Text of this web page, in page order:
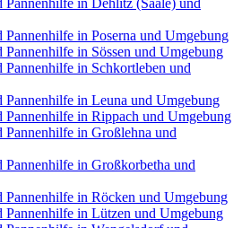
Pannenhilfe in Dehlitz (Saale) und
Pannenhilfe in Poserna und Umgebung
Pannenhilfe in Sössen und Umgebung
Pannenhilfe in Schkortleben und
Pannenhilfe in Leuna und Umgebung
Pannenhilfe in Rippach und Umgebung
Pannenhilfe in Großlehna und
Pannenhilfe in Großkorbetha und
Pannenhilfe in Röcken und Umgebung
Pannenhilfe in Lützen und Umgebung